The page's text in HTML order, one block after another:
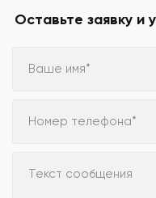
Оставьте заявку и
Ваше имя*
Номер телефона*
Текст сообщения